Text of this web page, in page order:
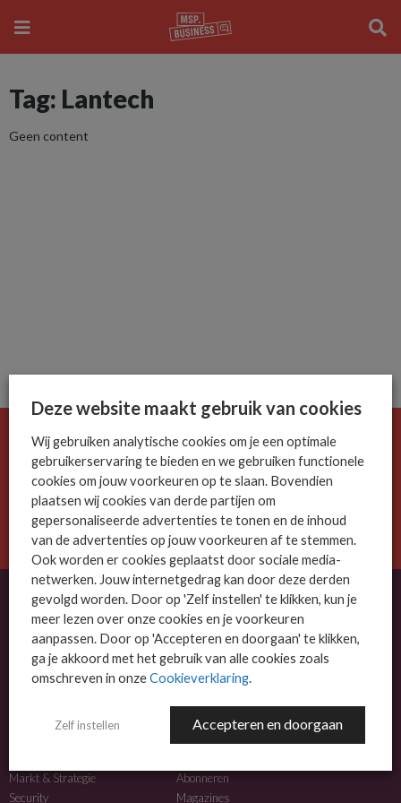
Tag: Lantech
Geen content
De ICT-wereld is snel. Mis niets.
Meld je nu aan voor de MSP Business nieuwsbrief.
AANMELDEN
OVER MSP BUSINESS
MSP Business is het kennisplatform voor IT-dienstverleners met MKB-focus.
NIEUWS
Markt & Strategie
Security
MEER INFO
Abonneren
Magazines
Deze website maakt gebruik van cookies
Wij gebruiken analytische cookies om je een optimale
gebruikerservaring te bieden en we gebruiken functionele
cookies om jouw voorkeuren op te slaan. Bovendien
plaatsen wij cookies van derde partijen om
gepersonaliseerde advertenties te tonen en de inhoud
van de advertenties op jouw voorkeuren af te stemmen.
Ook worden er cookies geplaatst door sociale media-
netwerken. Jouw internetgedrag kan door deze derden
gevolgd worden. Door op 'Zelf instellen' te klikken, kun je
meer lezen over onze cookies en je voorkeuren
aanpassen. Door op 'Accepteren en doorgaan' te klikken,
ga je akkoord met het gebruik van alle cookies zoals
omschreven in onzeCookieverklaring.
Zelf instellen Accepteren en doorgaan